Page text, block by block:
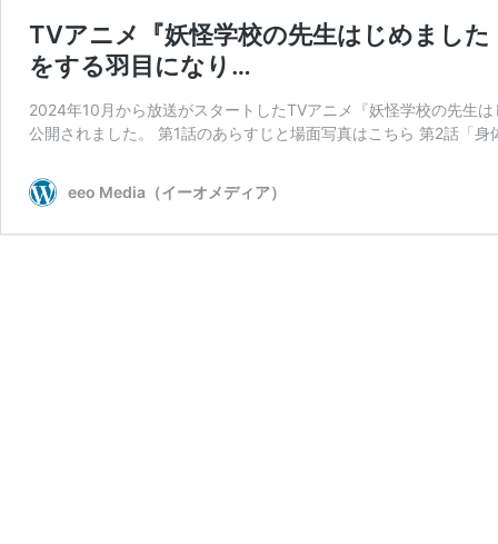
TVアニメ『妖怪学校の先生はじめまし
をする羽目になり…
2024年10月から放送がスタートしたTVアニメ『妖怪学校の先生
公開されました。 第1話のあらすじと場面写真はこちら 第2話「
eeo Media（イーオメディア）